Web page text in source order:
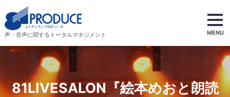
声・音声に関するトータルマネジメント MENU
81LIVESALON『絵本めおと朗読